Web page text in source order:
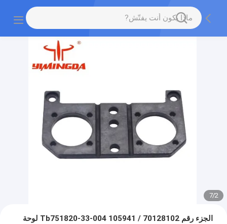
2
/
7
الجزء رقم 70128102 / 105941 Tb751820-33-004 لوحة